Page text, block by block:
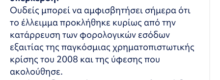
Ουδείς μπορεί να αμφισβητήσει σήμερα ότι
το έλλειμμα προκλήθηκε κυρίως από την
κατάρρευση των φορολογικών εσόδων
εξαιτίας της παγκόσμιας χρηματοπιστωτικής
κρίσης του 2008 και της ύφεσης που
ακολούθησε.